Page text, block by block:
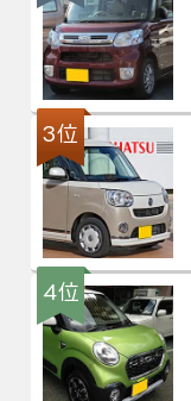
3位
4位